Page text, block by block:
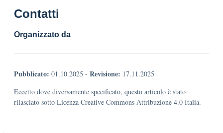
Contatti
Organizzato da
Pubblicato: 01.10.2025 - Revisione: 17.11.2025
Eccetto dove diversamente specificato, questo articolo è stato
rilasciato sotto Licenza Creative Commons Attribuzione 4.0 Italia.